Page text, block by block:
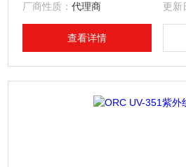
厂商性质：代理商 更新
查看详情